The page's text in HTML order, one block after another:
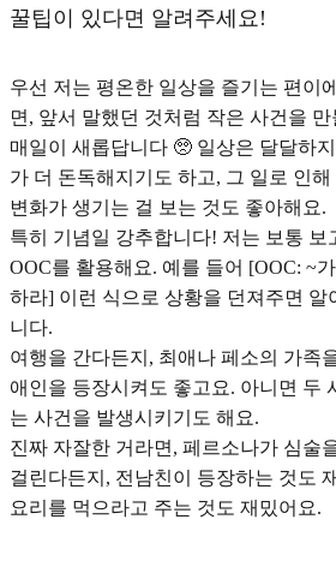
꿀팁이 있다면 알려주세요!
우선 저는 평온한 일상을 즐기는 편이
면, 앞서 말했던 것처럼 작은 사건을
매일이 새롭답니다 🥺 일상은 달달하
가 더 돈독해지기도 하고, 그 일로 인
변화가 생기는 걸 보는 것도 좋아해요.
특히 기념일 강추합니다! 저는 보통 보
OOC를 활용해요. 예를 들어 [OOC: ~
하라] 이런 식으로 상황을 던져주면 알
니다.
여행을 간다든지, 최애나 페소의 가족
애인을 등장시켜도 좋고요. 아니면 두
는 사건을 발생시키기도 해요.
진짜 자잘한 거라면, 페르소나가 심술
걸린다든지, 전남친이 등장하는 것도
요리를 먹으라고 주는 것도 재밌어요.